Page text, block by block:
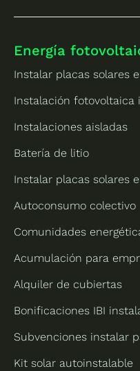
Energía
Instalar placas solares
Instalación fotovoltaica
Instalaciones aisladas
Batería de litio
Instalar placas solares
Autoconsumo colectivo
Comunidades
Acumulación para
Alquiler de cubiertas
Bonificaciones IBI
Subvenciones instalar
Kit solar autoinstalable